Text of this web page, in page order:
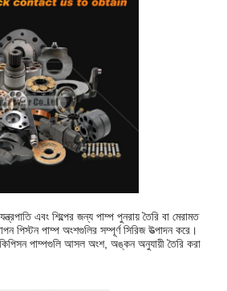
এবং শিল্পের জন্য পাম্প পুনরায় তৈরি বা মেরামত
পিস্টন পাম্প অংশগুলির সম্পূর্ণ সিরিজ উত্পাদন করে।
পিসন পাম্পগুলি আসল অংশ, অঙ্কন অনুযায়ী তৈরি করা